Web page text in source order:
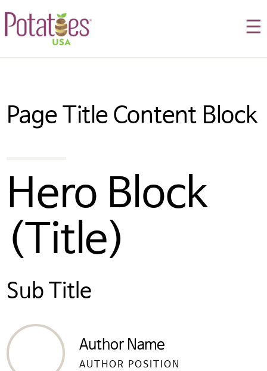
☰
Page Title Content Block
Hero Block
(Title)
Sub Title
Author Name
AUTHOR POSITION